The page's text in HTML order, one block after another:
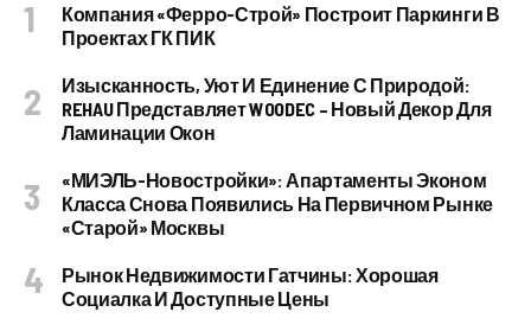
Компания «Ферро-Строй» Построит Паркинги В
Проектах ГК ПИК
Изысканность, Уют И Единение С Природой:
REHAU Представляет WOODEC – Новый Декор Для
Ламинации Окон
«МИЭЛЬ-Новостройки»: Апартаменты Эконом
Класса Снова Появились На Первичном Рынке
«старой» Москвы
Рынок Недвижимости Гатчины: Хорошая
Социалка И Доступные Цены